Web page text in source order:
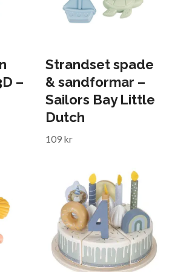
–
Strandset spade
& sandformar –
Sailors Bay Little
Dutch
109 kr